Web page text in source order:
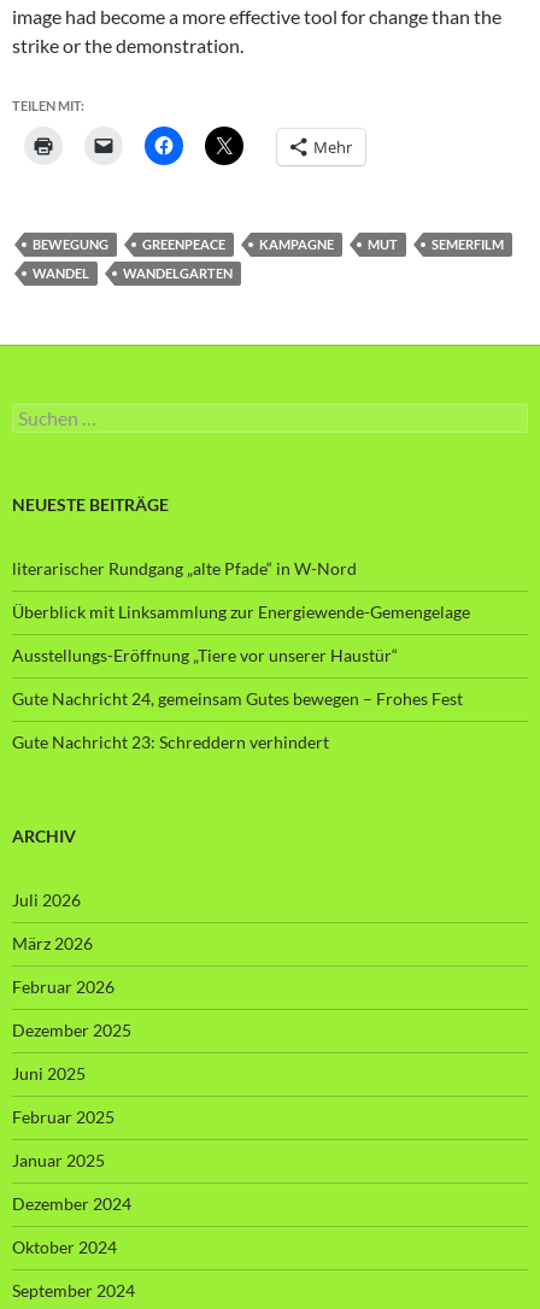
image had become a more effective tool for change than the
strike or the demonstration.
TEILEN MIT:
Mehr
BEWEGUNG GREENPEACE KAMPAGNE MUT
SEMERFILM
WANDEL
WANDELGARTEN
Suche
nach:
NEUESTE BEITRÄGE
literarischer Rundgang „alte Pfade“ in W-Nord
Überblick mit Linksammlung zur Energiewende-Gemengelage
Ausstellungs-Eröffnung „Tiere vor unserer Haustür“
Gute Nachricht 24, gemeinsam Gutes bewegen – Frohes Fest
Gute Nachricht 23: Schreddern verhindert
ARCHIV
Juli 2026
März 2026
Februar 2026
Dezember 2025
Juni 2025
Februar 2025
Januar 2025
Dezember 2024
Oktober 2024
September 2024